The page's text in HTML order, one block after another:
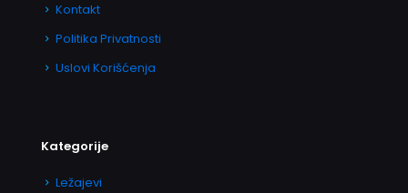
Kontakt
Politika Privatnosti
Uslovi Korišćenja
Kategorije
Ležajevi